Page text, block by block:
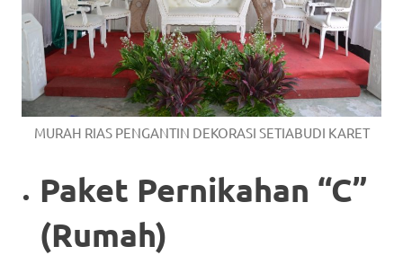
MURAH RIAS PENGANTIN DEKORASI SETIABUDI KARET
Paket Pernikahan “C”
(Rumah)